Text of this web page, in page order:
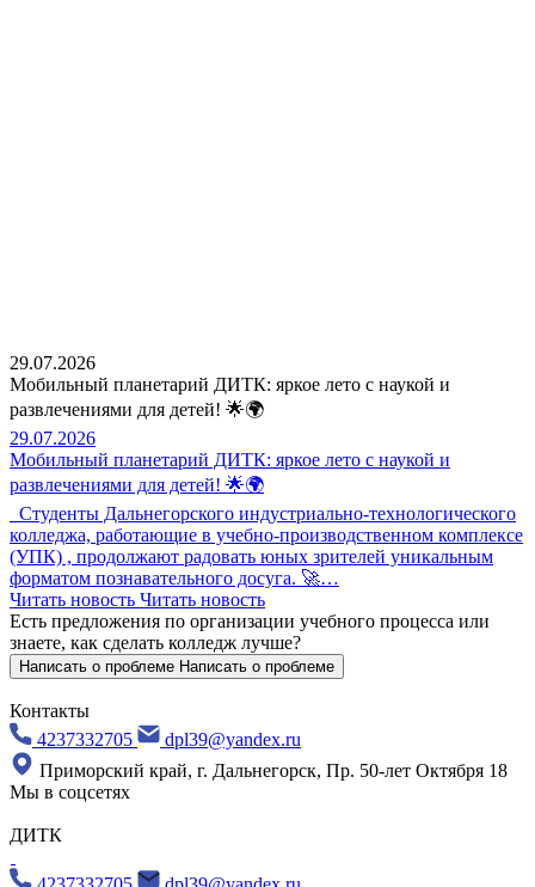
29.07.2026
Мобильный планетарий ДИТК: яркое лето с наукой и
развлечениями для детей! 🌟🌍
29.07.2026
Мобильный планетарий ДИТК: яркое лето с наукой и
развлечениями для детей! 🌟🌍
Студенты Дальнегорского индустриально-технологического
колледжа, работающие в учебно-производственном комплексе
(УПК) , продолжают радовать юных зрителей уникальным
форматом познавательного досуга. 🚀…
Читать новость Читать новость
Есть предложения по организации учебного процесса или
знаете, как сделать колледж лучше?
Написать о проблеме Написать о проблеме
Контакты
4237332705
dpl39@yandex.ru
Приморский край, г. Дальнегорск, Пр. 50-лет Октября 18
Мы в соцсетях
ДИТК